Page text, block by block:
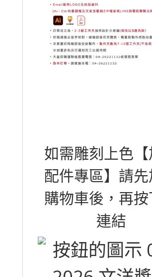
如需雕刻上色
配件專區】請先
購物車後，再
連結